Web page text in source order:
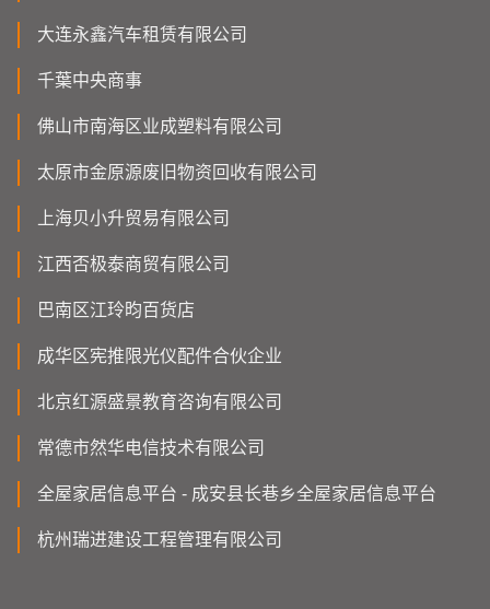
大连永鑫汽车租赁有限公司
千葉中央商事
佛山市南海区业成塑料有限公司
太原市金原源废旧物资回收有限公司
上海贝小升贸易有限公司
江西否极泰商贸有限公司
巴南区江玲昀百货店
成华区宪推限光仪配件合伙企业
北京红源盛景教育咨询有限公司
常德市然华电信技术有限公司
全屋家居信息平台 - 成安县长巷乡全屋家居信息平台
杭州瑞进建设工程管理有限公司